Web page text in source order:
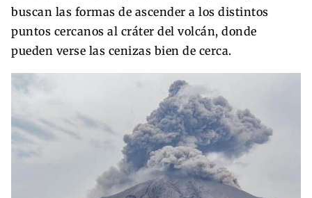
buscan las formas de ascender a los distintos
puntos cercanos al cráter del volcán, donde
pueden verse las cenizas bien de cerca.